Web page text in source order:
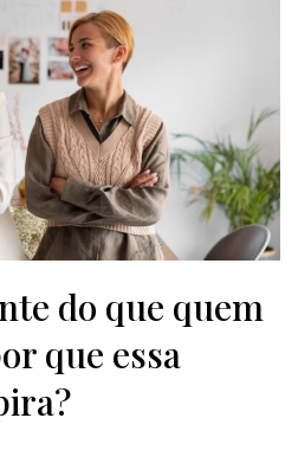
do que quem
que essa